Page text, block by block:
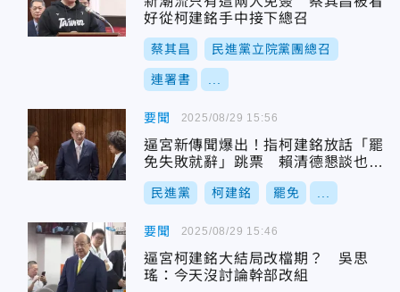
好從柯建銘手中接下總召
蔡其昌 民進黨立院黨團總召
連署書
要聞
逼宮新傳聞爆出！指柯建銘放話「罷
免失敗就辭」跳票 賴清德懇談也勸
不走
民進黨 柯建銘 罷免
2025/08/29 15:56
要聞
逼宮柯建銘大結局改檔期？ 吳思
瑤：今天沒討論幹部改組
2025/08/29 15:46